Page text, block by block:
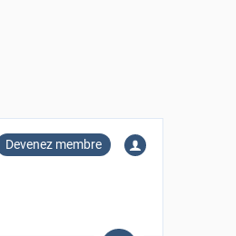
Devenez membre